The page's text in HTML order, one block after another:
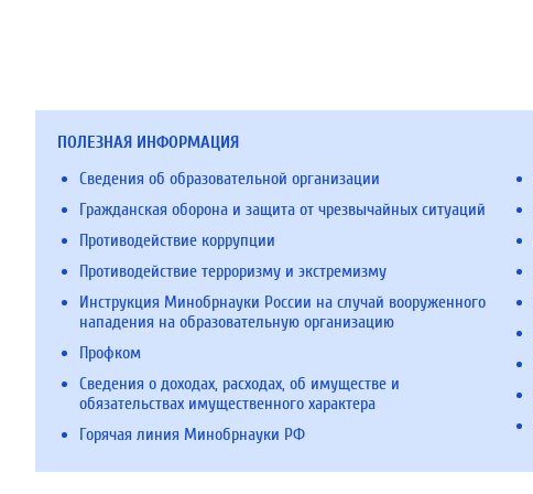
ПОЛЕЗНАЯ ИНФОРМАЦИЯ
Сведения об образовательной организации
Гражданская оборона и защита от чрезвычайных ситуаций
Противодействие коррупции
Противодействие терроризму и экстремизму
Инструкция Минобрнауки России на случай вооруженного
нападения на образовательную организацию
Профком
Сведения о доходах, расходах, об имуществе и
обязательствах имущественного характера
Горячая линия Минобрнауки РФ